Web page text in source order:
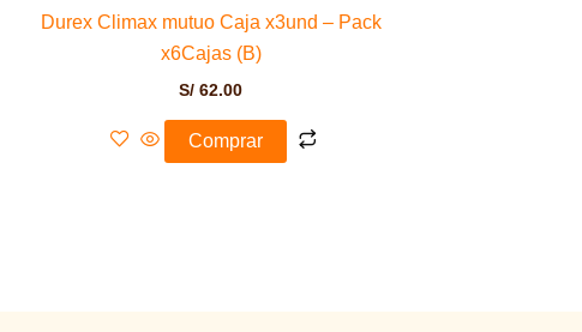
Durex Climax mutuo Caja x3und – Pack
x6Cajas (B)
S/ 62.00
Comprar